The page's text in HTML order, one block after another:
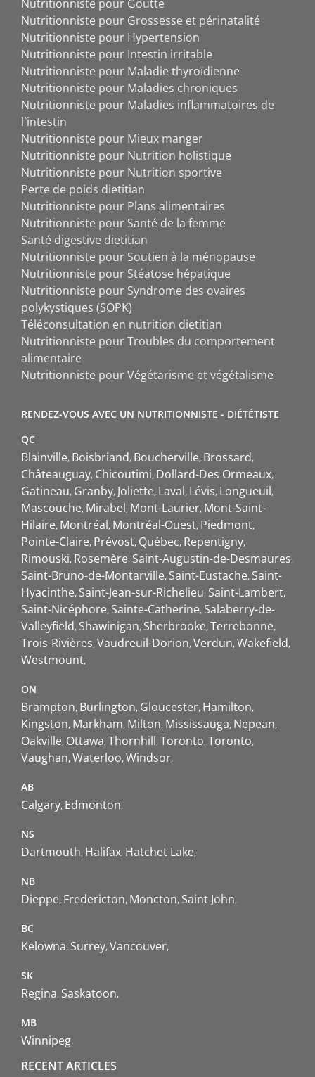
Nutritionniste pour Goutte
Nutritionniste pour Grossesse et périnatalité
Nutritionniste pour Hypertension
Nutritionniste pour Intestin irritable
Nutritionniste pour Maladie thyroïdienne
Nutritionniste pour Maladies chroniques
Nutritionniste pour Maladies inflammatoires de
l`intestin
Nutritionniste pour Mieux manger
Nutritionniste pour Nutrition holistique
Nutritionniste pour Nutrition sportive
Perte de poids dietitian
Nutritionniste pour Plans alimentaires
Nutritionniste pour Santé de la femme
Santé digestive dietitian
Nutritionniste pour Soutien à la ménopause
Nutritionniste pour Stéatose hépatique
Nutritionniste pour Syndrome des ovaires
polykystiques (SOPK)
Téléconsultation en nutrition dietitian
Nutritionniste pour Troubles du comportement
alimentaire
Nutritionniste pour Végétarisme et végétalisme
RENDEZ-VOUS AVEC UN NUTRITIONNISTE - DIÉTÉTISTE
QC
Blainville Boisbriand Boucherville Brossard
Châteauguay Chicoutimi Dollard-Des Ormeaux
Gatineau Granby Joliette Laval Lévis Longueuil
Mascouche Mirabel Mont-Laurier Mont-Saint-
Hilaire Montréal Montréal-Ouest Piedmont
Pointe-Claire Prévost Québec Repentigny
Rimouski Rosemère Saint-Augustin-de-Desmaures
Saint-Bruno-de-Montarville Saint-Eustache Saint-
Hyacinthe Saint-Jean-sur-Richelieu Saint-Lambert
Saint-Nicéphore Sainte-Catherine Salaberry-de-
Valleyfield Shawinigan Sherbrooke Terrebonne
Trois-Rivières Vaudreuil-Dorion Verdun Wakefield
Westmount
ON
Brampton Burlington Gloucester Hamilton
Kingston Markham Milton Mississauga Nepean
Oakville Ottawa Thornhill Toronto Toronto
Vaughan Waterloo Windsor
AB
Calgary Edmonton
NS
Dartmouth Halifax Hatchet Lake
NB
Dieppe Fredericton Moncton Saint John
BC
Kelowna Surrey Vancouver
SK
Regina Saskatoon
MB
Winnipeg
RECENT ARTICLES